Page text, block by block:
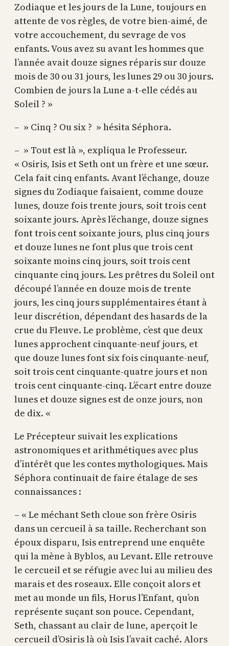
Zodiaque et les jours de la Lune, toujours en
attente de vos règles, de votre bien-aimé, de
votre accouchement, du sevrage de vos
enfants. Vous avez su avant les hommes que
l’année avait douze signes réparis sur douze
mois de 30 ou 31 jours, les lunes 29 ou 30 jours.
Combien de jours la Lune a-t-elle cédés au
Soleil ? »
– » Cinq ? Ou six ? » hésita Séphora.
– » Tout est là », expliqua le Professeur.
« Osiris, Isis et Seth ont un frère et une sœur.
Cela fait cinq enfants. Avant l’échange, douze
signes du Zodiaque faisaient, comme douze
lunes, douze fois trente jours, soit trois cent
soixante jours. Après l’échange, douze signes
font trois cent soixante jours, plus cinq jours
et douze lunes ne font plus que trois cent
soixante moins cinq jours, soit trois cent
cinquante cinq jours. Les prêtres du Soleil ont
découpé l’année en douze mois de trente
jours, les cinq jours supplémentaires étant à
leur discrétion, dépendant des hasards de la
crue du Fleuve. Le problème, c’est que deux
lunes approchent cinquante-neuf jours, et
que douze lunes font six fois cinquante-neuf,
soit trois cent cinquante-quatre jours et non
trois cent cinquante-cinq. L’écart entre douze
lunes et douze signes est de onze jours, non
de dix. «
Le Précepteur suivait les explications
astronomiques et arithmétiques avec plus
d’intérêt que les contes mythologiques. Mais
Séphora continuait de faire étalage de ses
connaissances :
– « Le méchant Seth cloue son frère Osiris
dans un cercueil à sa taille. Recherchant son
époux disparu, Isis entreprend une enquête
qui la mène à Byblos, au Levant. Elle retrouve
le cercueil et se réfugie avec lui au milieu des
marais et des roseaux. Elle conçoit alors et
met au monde un fils, Horus l’Enfant, qu’on
représente suçant son pouce. Cependant,
Seth, chassant au clair de lune, aperçoit le
cercueil d’Osiris là où Isis l’avait caché. Alors